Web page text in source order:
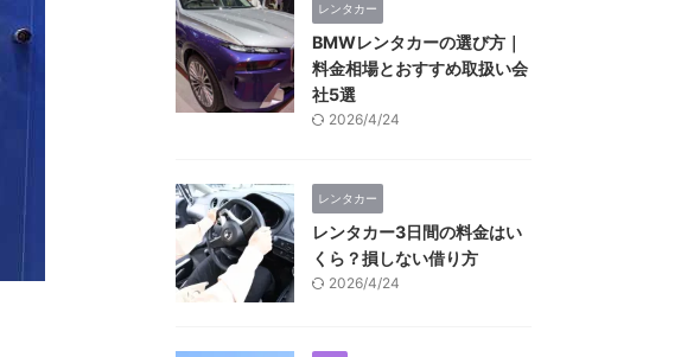
レンタカー
BMWレンタカーの選び方｜
料金相場とおすすめ取扱い会
社5選
2026/4/24
レンタカー
レンタカー3日間の料金はい
くら？損しない借り方
2026/4/24